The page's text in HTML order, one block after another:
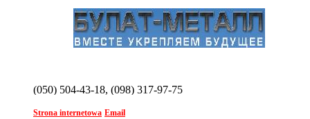
(050) 504-43-18, (098) 317-97-75
Strona internetowa Email